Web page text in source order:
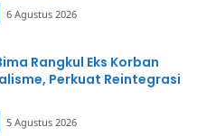
6 Agustus 2026
Rangkul Eks Korban
Perkuat Reintegrasi
5 Agustus 2026